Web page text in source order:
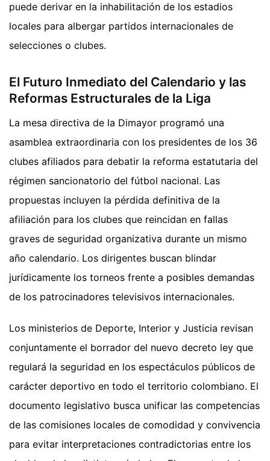
puede derivar en la inhabilitación de los estadios
locales para albergar partidos internacionales de
selecciones o clubes.
El Futuro Inmediato del Calendario y las
Reformas Estructurales de la Liga
La mesa directiva de la Dimayor programó una
asamblea extraordinaria con los presidentes de los 36
clubes afiliados para debatir la reforma estatutaria del
régimen sancionatorio del fútbol nacional. Las
propuestas incluyen la pérdida definitiva de la
afiliación para los clubes que reincidan en fallas
graves de seguridad organizativa durante un mismo
año calendario. Los dirigentes buscan blindar
jurídicamente los torneos frente a posibles demandas
de los patrocinadores televisivos internacionales.
Los ministerios de Deporte, Interior y Justicia revisan
conjuntamente el borrador del nuevo decreto ley que
regulará la seguridad en los espectáculos públicos de
carácter deportivo en todo el territorio colombiano. El
documento legislativo busca unificar las competencias
de las comisiones locales de comodidad y convivencia
para evitar interpretaciones contradictorias entre los